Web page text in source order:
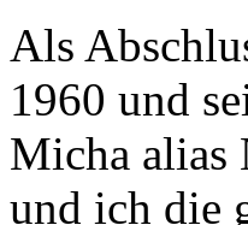
Als
1960 und
Micha alias
und ich die